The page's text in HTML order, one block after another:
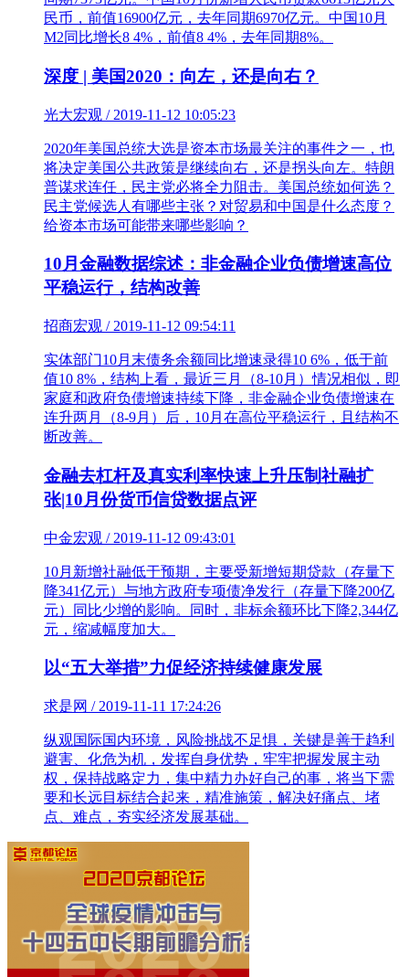
民币，前值16900亿元，去年同期6970亿元。中国10月
M2同比增长8 4%，前值8 4%，去年同期8%。
深度 | 美国2020：向左，还是向右？
光大宏观 / 2019-11-12 10:05:23
2020年美国总统大选是资本市场最关注的事件之一，也
将决定美国公共政策是继续向右，还是拐头向左。特朗
普谋求连任，民主党必将全力阻击。美国总统如何选？
民主党候选人有哪些主张？对贸易和中国是什么态度？
给资本市场可能带来哪些影响？
10月金融数据综述：非金融企业负债增速高位
平稳运行，结构改善
招商宏观 / 2019-11-12 09:54:11
实体部门10月末债务余额同比增速录得10 6%，低于前
值10 8%，结构上看，最近三月（8-10月）情况相似，即
家庭和政府负债增速持续下降，非金融企业负债增速在
连升两月（8-9月）后，10月在高位平稳运行，且结构不
断改善。
金融去杠杆及真实利率快速上升压制社融扩
张|10月份货币信贷数据点评
中金宏观 / 2019-11-12 09:43:01
10月新增社融低于预期，主要受新增短期贷款（存量下
降341亿元）与地方政府专项债净发行（存量下降200亿
元）同比少增的影响。同时，非标余额环比下降2,344亿
元，缩减幅度加大。
以“五大举措”力促经济持续健康发展
求是网 / 2019-11-11 17:24:26
纵观国际国内环境，风险挑战不足惧，关键是善于趋利
避害、化危为机，发挥自身优势，牢牢把握发展主动
权，保持战略定力，集中精力办好自己的事，将当下需
要和长远目标结合起来，精准施策，解决好痛点、堵
点、难点，夯实经济发展基础。